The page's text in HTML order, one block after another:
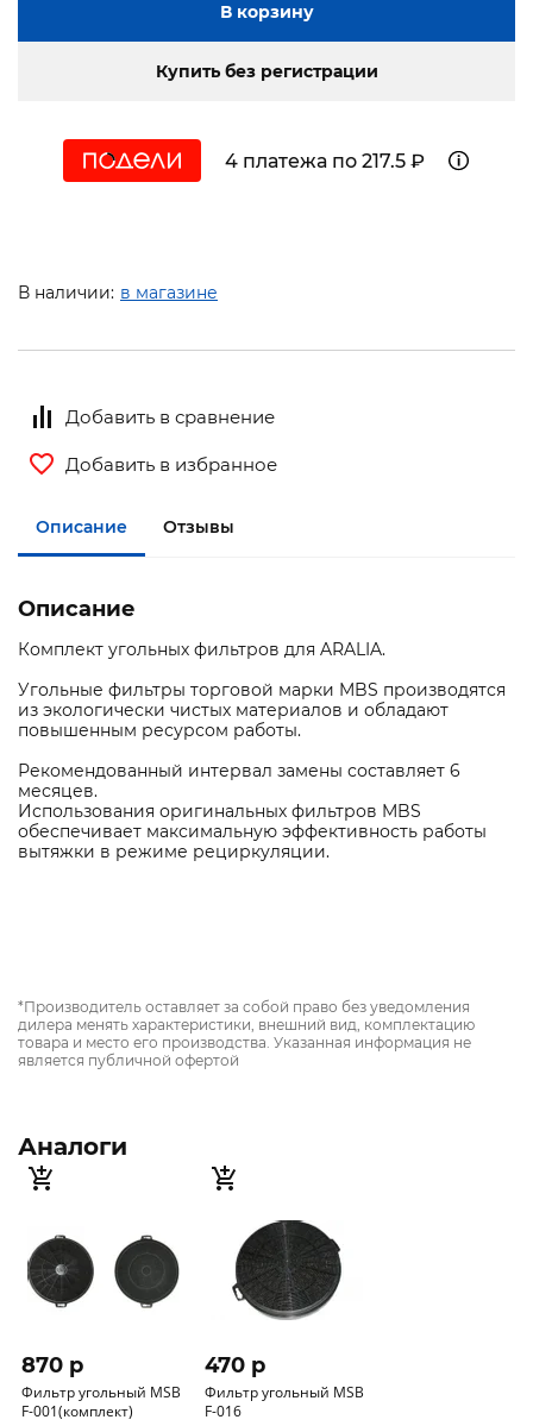
В корзину
Купить без регистрации
4 платежа по 217.5 ₽
В наличии: в магазине
Добавить в сравнение
Добавить в избранное
Описание Отзывы
Описание
Комплект угольных фильтров для ARALIA.
Угольные фильтры торговой марки MBS производятся
из экологически чистых материалов и обладают
повышенным ресурсом работы.
Рекомендованный интервал замены составляет 6
месяцев.
Использования оригинальных фильтров MBS
обеспечивает максимальную эффективность работы
вытяжки в режиме рециркуляции.
*Производитель оставляет за собой право без уведомления
дилера менять характеристики, внешний вид, комплектацию
товара и место его производства. Указанная информация не
является публичной офертой
Аналоги
870 p
Фильтр угольный MSB
F-001(комплект)
470 p
Фильтр угольный MSB
F-016